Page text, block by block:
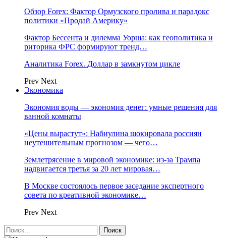
Обзор Forex: Фактор Ормузского пролива и парадокс
политики «Продай Америку»
Фактор Бессента и дилемма Уорша: как геополитика и
риторика ФРС формируют тренд…
Аналитика Forex. Доллар в замкнутом цикле
Prev Next
Экономика
Экономия воды — экономия денег: умные решения для
ванной комнаты
«Цены вырастут»: Набиулина шокировала россиян
неутешительным прогнозом — чего…
Землетрясение в мировой экономике: из-за Трампа
надвигается третья за 20 лет мировая…
В Москве состоялось первое заседание экспертного
совета по креативной экономике…
Prev Next